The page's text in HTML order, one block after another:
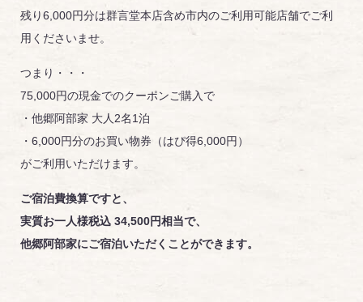
残り6,000円分は群言堂本店含め市内のご利用可能店舗でご利
用くださいませ。
つまり・・・
75,000円の現金でのクーポンご購入で
・他郷阿部家 大人2名1泊
・6,000円分のお買い物券（はぴ得6,000円）
がご利用いただけます。
ご宿泊費換算ですと、
実質お一人様税込 34,500円相当で、
他郷阿部家にご宿泊いただくことができます。